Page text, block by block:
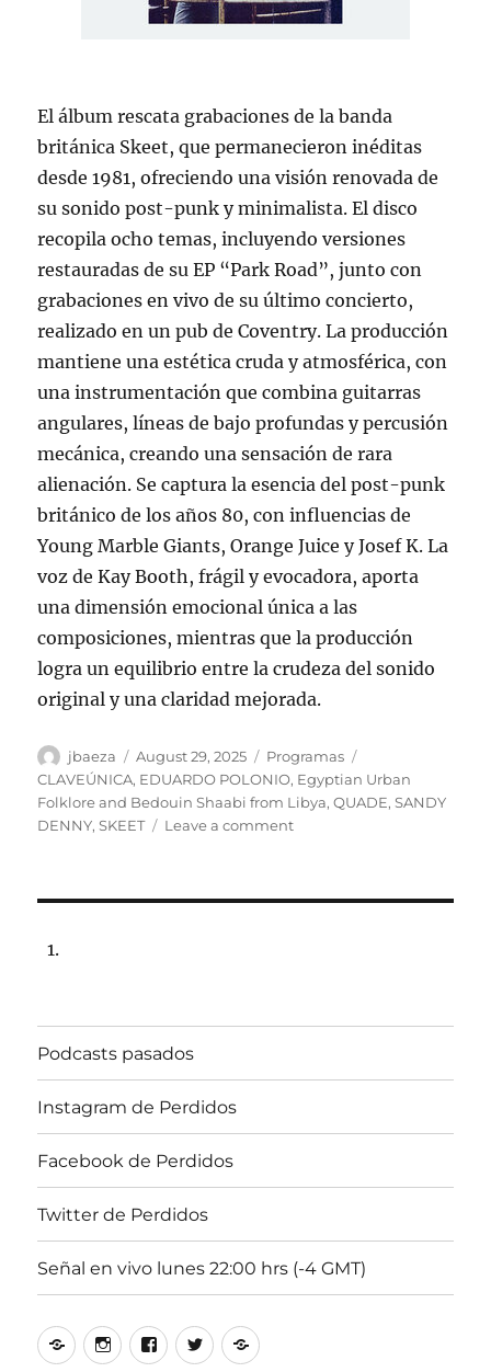
El álbum rescata grabaciones de la banda
británica Skeet, que permanecieron inéditas
desde 1981, ofreciendo una visión renovada de
su sonido post-punk y minimalista. El disco
recopila ocho temas, incluyendo versiones
restauradas de su EP “Park Road”, junto con
grabaciones en vivo de su último concierto,
realizado en un pub de Coventry. La producción
mantiene una estética cruda y atmosférica, con
una instrumentación que combina guitarras
angulares, líneas de bajo profundas y percusión
mecánica, creando una sensación de rara
alienación. Se captura la esencia del post-punk
británico de los años 80, con influencias de
Young Marble Giants, Orange Juice y Josef K. La
voz de Kay Booth, frágil y evocadora, aporta
una dimensión emocional única a las
composiciones, mientras que la producción
logra un equilibrio entre la crudeza del sonido
original y una claridad mejorada.
Author
jbaeza
Posted
on
August 29, 2025 Categories
Programas
CLAVEÚNICA, EDUARDO POLONIO, Egyptian Urban
Folklore and Bedouin Shaabi from Libya,QUADE,SANDY
DENNY,SKEET Leave a commenton
hrs
Radio
Podcasts pasados
Instagram de Perdidos
Facebook de Perdidos
Twitter de Perdidos
Señal en vivo lunes 22:00 hrs (-4 GMT)
PodcastsInstagram
Facebook
TwitterSeñal